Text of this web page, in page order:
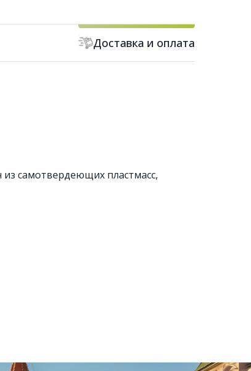
Доставка и оплата
самотвердеющих пластмасс,